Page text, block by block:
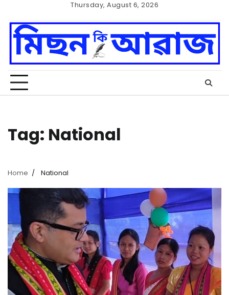
content
Thursday, August 6, 2026
Home
Cookie
Policy
Tag: National
Home National